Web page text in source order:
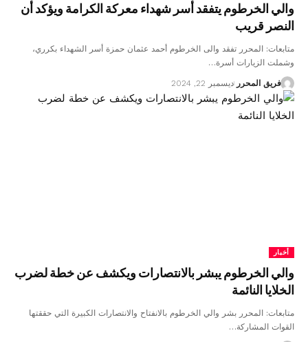
والي الخرطوم يتفقد أسر شهداء معركة الكرامة ويؤكد أن
النصر قريب
متابعات: المحرر تفقد والى الخرطوم أحمد عثمان حمزة أسر الشهداء بكرري،
وشملت الزيارات أسرة…
فريق المحرر ديسمبر 22, 2024
أخبار
والي الخرطوم يبشر بالانتصارات ويكشف عن خطة لضرب
الخلايا النائمة
متابعات: المحرر بشر والي الخرطوم بالانفتاح والانتصارات الكبيرة التي حققتها
القوات المشاركة…